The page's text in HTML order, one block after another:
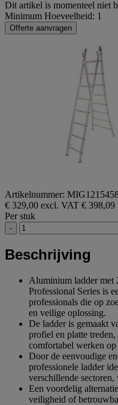
Dit artikel is momenteel niet
Minimum Hoeveelheid: 1
Offerte aanvragen
Artikelnummer:
€ 329,00 excl. VAT €
Per stuk
-
Beschrijving
Aluminium ladder met
Professional Series is
professionals die op
en veilige oplossing.
De ladder is gemaakt
profiel en platte
comfortabel werken op
Door de eenvoudige
professionele ladder
verschillende
Een voordelig
veiligheid of